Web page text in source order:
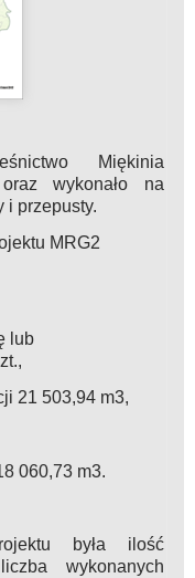
Miękinia
wykonało na
i przepusty.
MRG2
lub
21 503,94 m3,
060,73 m3.
była ilość
wykonanych